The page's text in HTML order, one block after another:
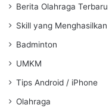
Berita Olahraga Terbaru
Skill yang Menghasilkan
Badminton
UMKM
Tips Android / iPhone
Olahraga